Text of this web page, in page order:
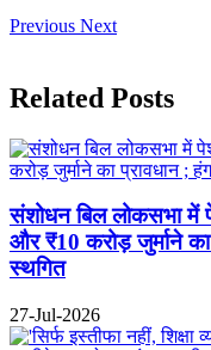
Previous Next
Related Posts
संशोधन बिल लोकसभा
और ₹10 करोड़ जुर्माने
स्थगित
27-Jul-2026